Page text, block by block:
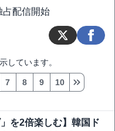
占配信開始
しています。
7 8 9 10
を2倍楽しむ】韓国ド